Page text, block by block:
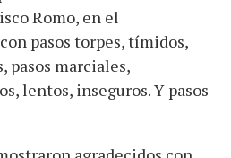
Romo, en el
pasos torpes, tímidos,
pasos marciales,
lentos, inseguros. Y pasos